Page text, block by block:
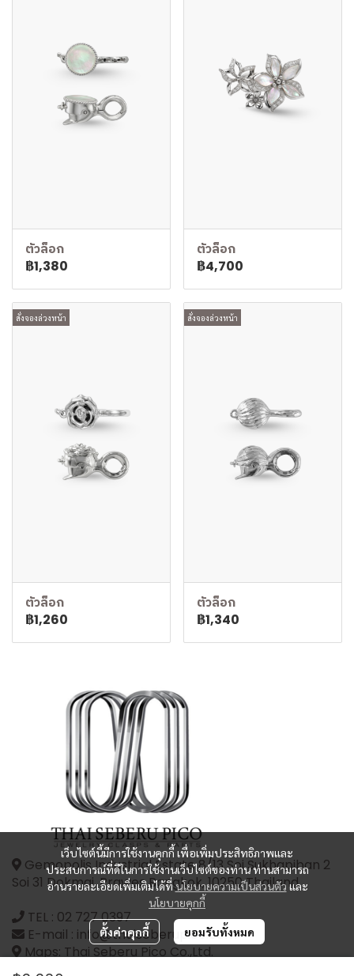
ตัวล็อก
฿1,380
ตัวล็อก
฿4,700
สั่งจองล่วงหน้า
ตัวล็อก
฿1,260
สั่งจองล่วงหน้า
ตัวล็อก
฿1,340
เว็บไซต์นี้มีการใช้งานคุกกี้ เพื่อเพิ่มประสิทธิภาพและ
ประสบการณ์ที่ดีในการใช้งานเว็บไซต์ของท่าน ท่านสามารถ
อ่านรายละเอียดเพิ่มเติมได้ที่นโยบายความเป็นส่วนตัวและ
นโยบายคุกกี้
ตั้งค่าคุกกี้ ยอมรับทั้งหมด
Gemopolis Industrial Estate 8/13 Soi Sukhapiban 2
Soi 31 Dokmai, Prawes Bangkok, 10250 Thailand
TEL : 02 727 0397
E-mail : info@thaiseberupico.com
Maps: Thai Seberu Pico Co.,Ltd.